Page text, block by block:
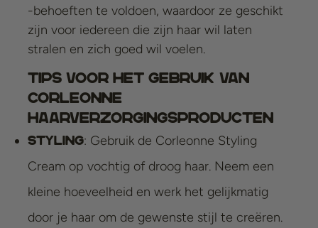
-behoeften te voldoen, waardoor ze geschikt
zijn voor iedereen die zijn haar wil laten
stralen en zich goed wil voelen.
Tips voor het Gebruik van
Corleonne
Haarverzorgingsproducten
Styling: Gebruik de Corleonne Styling
Cream op vochtig of droog haar. Neem een
kleine hoeveelheid en werk het gelijkmatig
door je haar om de gewenste stijl te creëren.